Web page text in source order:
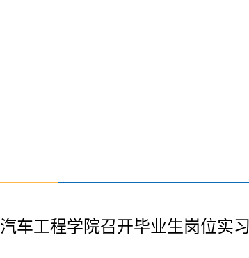
汽车工程学院召开毕业生岗位实